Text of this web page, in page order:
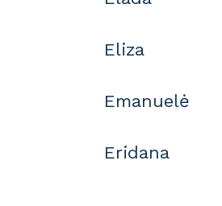
Eliza
Emanuelė
Eridana